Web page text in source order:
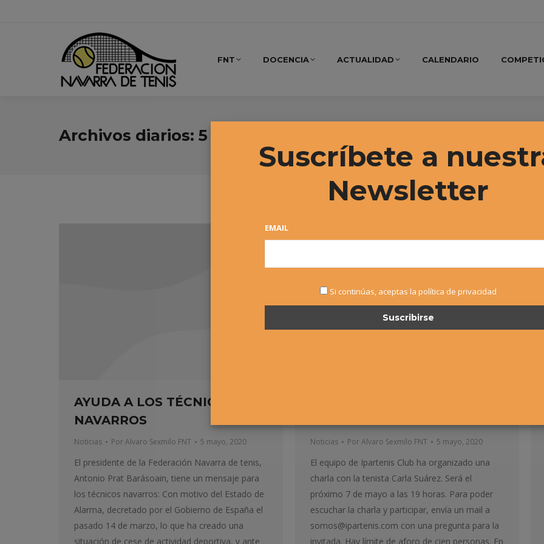
FNT DOCENCIA ACTUALIDAD CALENDARIO
Archivos diarios: 5 mayo, 2020
AYUDA A LOS TÉCNICOS
NAVARROS
Noticias PorAlvaro Sexmilo FNT 5 mayo, 2020
El presidente de la Federación Navarra de tenis,
Antonio Prat Barásoain, tiene un mensaje para
los técnicos navarros: Con motivo del Estado de
Alarma, decretado por el Gobierno de España el
pasado 14 de marzo, lo que ha creado una
situación de cese de actividad deportiva, y ante
Noticias PorAlvaro Sexmilo FNT 5 mayo, 2020
El equipo de Ipartenis Club ha organizado una
charla con la tenista Carla Suárez. Será el
próximo 7 de mayo a las 19 horas. Para poder
escuchar la charla y participar, envía un mail a
somos@ipartenis.com con una pregunta para la
invitada. Hay límite de aforo de cien personas. En
Suscríbete a
Newsletter
EMAIL
Si continúas, aceptas la política de privacidad